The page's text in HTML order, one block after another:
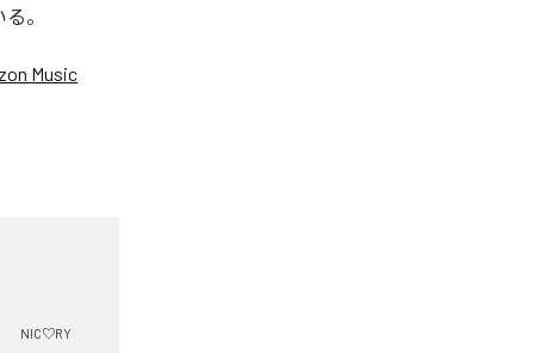
。
Music
NIC♡RY